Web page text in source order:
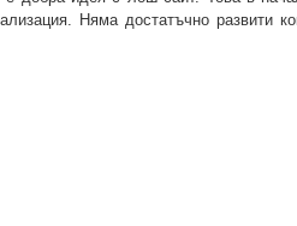
Няма достатъчно развити